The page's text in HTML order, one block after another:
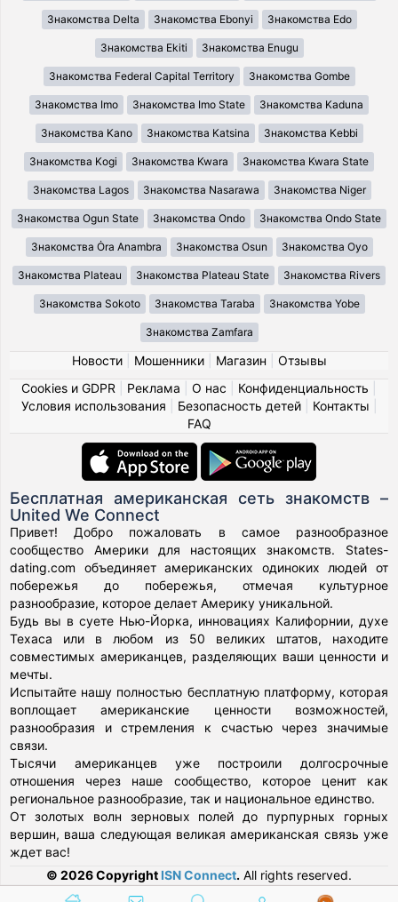
Знакомства Delta Знакомства Ebonyi Знакомства Edo
Знакомства Ekiti Знакомства Enugu
Знакомства Federal Capital Territory Знакомства Gombe
Знакомства Imo Знакомства Imo State Знакомства Kaduna
Знакомства Kano Знакомства Katsina Знакомства Kebbi
Знакомства Kogi Знакомства Kwara Знакомства Kwara State
Знакомства Lagos Знакомства Nasarawa Знакомства Niger
Знакомства Ogun State Знакомства Ondo Знакомства Ondo State
Знакомства Ȯra Anambra Знакомства Osun Знакомства Oyo
Знакомства Plateau Знакомства Plateau State Знакомства Rivers
Знакомства Sokoto Знакомства Taraba Знакомства Yobe
Знакомства Zamfara
Новости| Мошенники| Магазин
Отзывы
Cookies и GDPR
Реклама О нас Конфиденциальность
Условия использования
Безопасность детей| Контакты
FAQ
Бесплатная американская сеть знакомств –
United We Connect
Привет! Добро пожаловать в самое разнообразное
сообщество Америки для настоящих знакомств. States-
dating.com объединяет американских одиноких людей от
побережья до побережья, отмечая культурное
разнообразие, которое делает Америку уникальной.
Будь вы в суете Нью-Йорка, инновациях Калифорнии, духе
Техаса или в любом из 50 великих штатов, находите
совместимых американцев, разделяющих ваши ценности и
мечты.
Испытайте нашу полностью бесплатную платформу, которая
воплощает американские ценности возможностей,
разнообразия и стремления к счастью через значимые
связи.
Тысячи американцев уже построили долгосрочные
отношения через наше сообщество, которое ценит как
региональное разнообразие, так и национальное единство.
От золотых волн зерновых полей до пурпурных горных
вершин, ваша следующая великая американская связь уже
ждет вас!
© 2026 Copyright ISN Connect. All rights reserved.